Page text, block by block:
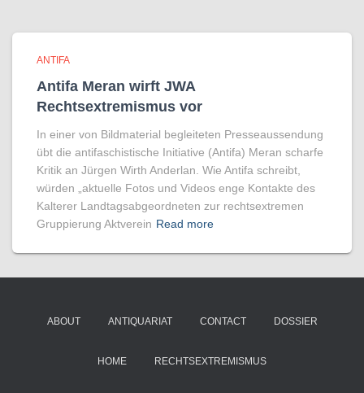
ANTIFA
Antifa Meran wirft JWA
Rechtsextremismus vor
In einer von Bildmaterial begleiteten Presseaussendung
übt die antifaschistische Initiative (Antifa) Meran scharfe
Kritik an Jürgen Wirth Anderlan. Wie Antifa schreibt,
würden „aktuelle Fotos und Videos enge Kontakte des
Kalterer Landtagsabgeordneten zur rechtsextremen
Gruppierung Aktverein Read more
ABOUT ANTIQUARIAT CONTACT DOSSIER
HOME RECHTSEXTREMISMUS